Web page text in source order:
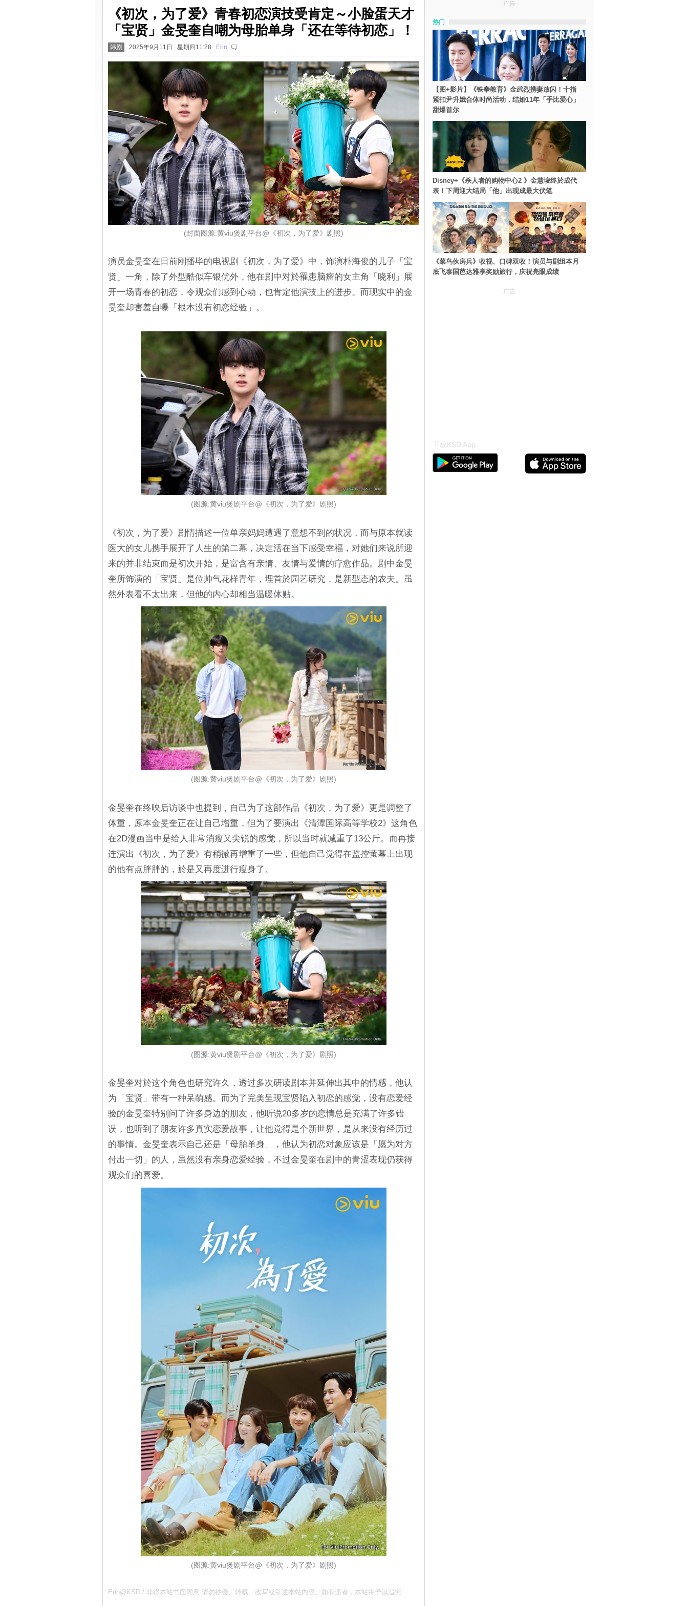
《初次，为了爱》青春初恋演技受肯定～小脸蛋天才
「宝贤」金旻奎自嘲为母胎单身「还在等待初恋」！
韩剧 2025年9月11日 星期四11:28 Erin
(封面图源:黄viu煲剧平台@《初次，为了爱》剧照)
演员金旻奎在日前刚播毕的电视剧《初次，为了爱》中，饰演朴海俊的儿子「宝
贤」一角，除了外型酷似车银优外，他在剧中对於罹患脑瘤的女主角「晓利」展
开一场青春的初恋，令观众们感到心动，也肯定他演技上的进步。而现实中的金
旻奎却害羞自曝「根本没有初恋经验」。
(图源:黄viu煲剧平台@《初次，为了爱》剧照)
《初次，为了爱》剧情描述一位单亲妈妈遭遇了意想不到的状况，而与原本就读
医大的女儿携手展开了人生的第二幕，决定活在当下感受幸福，对她们来说所迎
来的并非结束而是初次开始，是富含有亲情、友情与爱情的疗愈作品。剧中金旻
奎所饰演的「宝贤」是位帅气花样青年，埋首於园艺研究，是新型态的农夫。虽
然外表看不太出来，但他的内心却相当温暖体贴。
(图源:黄viu煲剧平台@《初次，为了爱》剧照)
金旻奎在终映后访谈中也提到，自己为了这部作品《初次，为了爱》更是调整了
体重，原本金旻奎正在让自己增重，但为了要演出《清潭国际高等学校2》这角色
在2D漫画当中是给人非常消瘦又尖锐的感觉，所以当时就减重了13公斤。而再接
连演出《初次，为了爱》有稍微再增重了一些，但他自己觉得在监控萤幕上出现
的他有点胖胖的，於是又再度进行瘦身了。
(图源:黄viu煲剧平台@《初次，为了爱》剧照)
金旻奎对於这个角色也研究许久，透过多次研读剧本并延伸出其中的情感，他认
为「宝贤」带有一种呆萌感。而为了完美呈现宝贤陷入初恋的感觉，没有恋爱经
验的金旻奎特别问了许多身边的朋友，他听说20多岁的恋情总是充满了许多错
误，也听到了朋友许多真实恋爱故事，让他觉得是个新世界，是从来没有经历过
的事情。金旻奎表示自己还是「母胎单身」，他认为初恋对象应该是「愿为对方
付出一切」的人，虽然没有亲身恋爱经验，不过金旻奎在剧中的青涩表现仍获得
观众们的喜爱。
(图源:黄viu煲剧平台@《初次，为了爱》剧照)
Erin@KSD / 非得本站书面同意 请勿抄袭、转载、改写或引述本站内容。如有违者，本站将予以追究
广告
热门
【图+影片】《铁拳教育》金武烈携妻放闪！十指
紧扣尹升娥合体时尚活动，结婚11年「手比爱心」
甜爆首尔
Disney+《杀人者的购物中心2 》金慧埈终於成代
表！下周迎大结局「他」出现成最大伏笔
《菜鸟伙房兵》收视、口碑双收！演员与剧组本月
底飞泰国芭达雅享奖励旅行，庆祝亮眼成绩
广告
下载KSD App